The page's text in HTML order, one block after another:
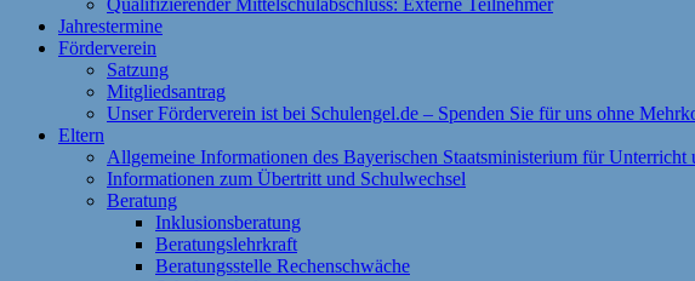
Qualifizierender Mittelschulabschluss: Externe Teilnehmer
Jahrestermine
Förderverein
Satzung
Mitgliedsantrag
Unser Förderverein ist bei Schulengel.de – Spenden Sie für uns ohne
Eltern
Allgemeine Informationen des Bayerischen Staatsministerium für Unterricht
Informationen zum Übertritt und Schulwechsel
Beratung
Inklusionsberatung
Beratungslehrkraft
Beratungsstelle Rechenschwäche